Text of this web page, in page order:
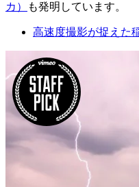
カ）
も発明しています。
高速度撮影が捉えた